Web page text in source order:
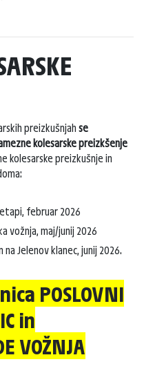
preizkušnjah se
kolesarske preizkšenje
kolesarske preizkušnje in
februar 2026
vožnja, maj/junij 2026
Jelenov klanec, junij 2026.
POSLOVNI
in
VOŽNJA